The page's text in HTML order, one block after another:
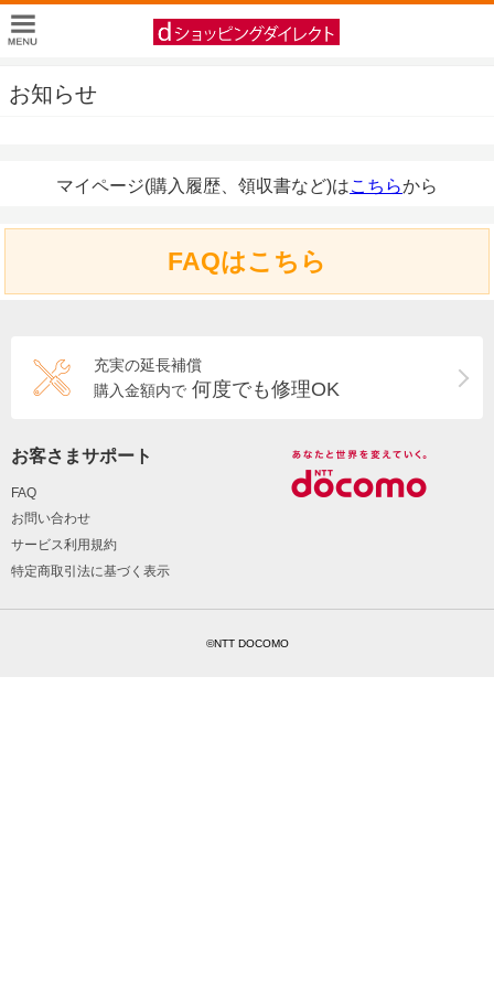
お知らせ
マイページ(購入履歴、領収書など)はこちらから
FAQはこちら
充実の延長補償
購入金額内で 何度でも修理OK
お客さまサポート
FAQ
お問い合わせ
サービス利用規約
特定商取引法に基づく表示
©NTT DOCOMO